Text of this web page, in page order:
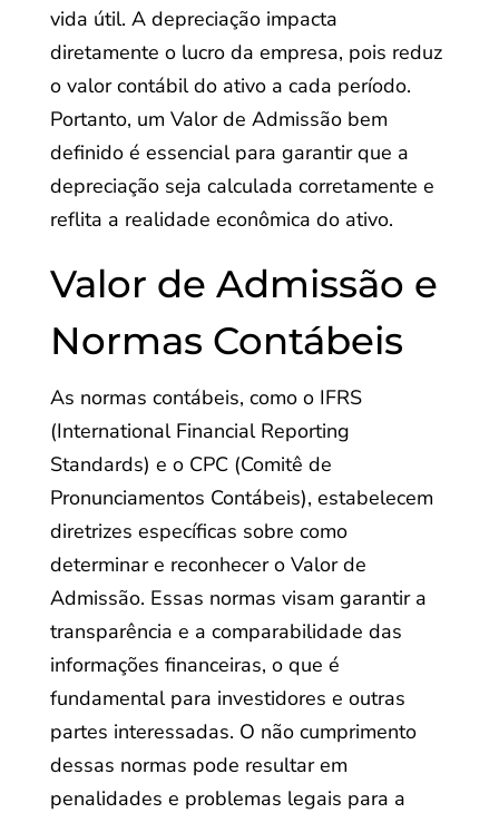
vida útil. A depreciação impacta
diretamente o lucro da empresa, pois reduz
o valor contábil do ativo a cada período.
Portanto, um Valor de Admissão bem
definido é essencial para garantir que a
depreciação seja calculada corretamente e
reflita a realidade econômica do ativo.
Valor de Admissão e
Normas Contábeis
As normas contábeis, como o IFRS
(International Financial Reporting
Standards) e o CPC (Comitê de
Pronunciamentos Contábeis), estabelecem
diretrizes específicas sobre como
determinar e reconhecer o Valor de
Admissão. Essas normas visam garantir a
transparência e a comparabilidade das
informações financeiras, o que é
fundamental para investidores e outras
partes interessadas. O não cumprimento
dessas normas pode resultar em
penalidades e problemas legais para a